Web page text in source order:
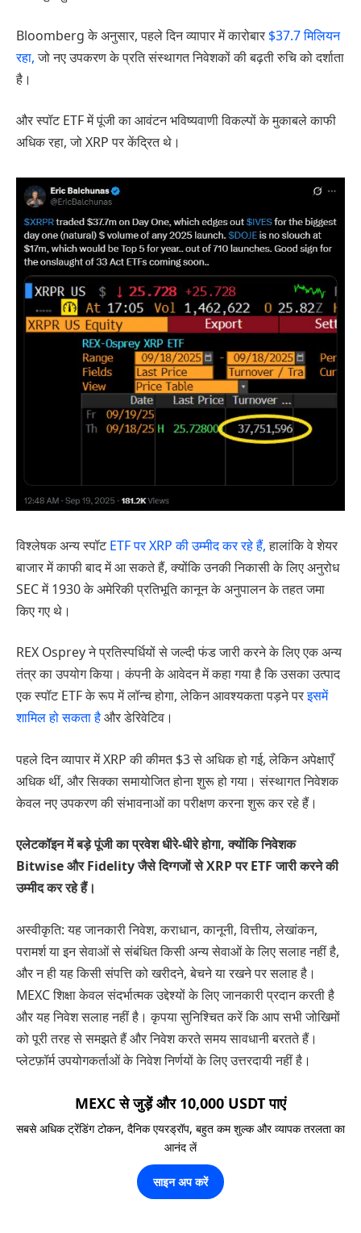
Bloomberg के अनुसार, पहले दिन व्यापार में कारोबार $37.7 मिलियन
रहा,जो नए उपकरण के प्रति संस्थागत निवेशकों की बढ़ती रुचि को दर्शाता
है।
और स्पॉट ETF में पूंजी का आवंटन भविष्यवाणी विकल्पों के मुकाबले काफी
अधिक रहा, जो XRP पर केंद्रित थे।
विश्लेषक अन्य स्पॉटETF पर XRP की उम्मीद कर रहे हैं,हालांकि वे शेयर
बाजार में काफी बाद में आ सकते हैं, क्योंकि उनकी निकासी के लिए अनुरोध
SEC में 1930 के अमेरिकी प्रतिभूति कानून के अनुपालन के तहत जमा
किए गए थे।
REX Osprey ने प्रतिस्पर्धियों से जल्दी फंड जारी करने के लिए एक अन्य
तंत्र का उपयोग किया। कंपनी के आवेदन में कहा गया है कि उसका उत्पाद
एक स्पॉट ETF के रूप में लॉन्च होगा, लेकिन आवश्यकता पड़ने परइसमें
शामिल हो सकता हैऔर डेरिवेटिव।
पहले दिन व्यापार में XRP की कीमत $3 से अधिक हो गई, लेकिन अपेक्षाएँ
अधिक थीं, और सिक्का समायोजित होना शुरू हो गया। संस्थागत निवेशक
केवल नए उपकरण की संभावनाओं का परीक्षण करना शुरू कर रहे हैं।
एलेटकॉइन में बड़े पूंजी का प्रवेश धीरे-धीरे होगा, क्योंकि निवेशक
Bitwise और Fidelity जैसे दिग्गजों से XRP पर ETF जारी करने की
उम्मीद कर रहे हैं।
अस्वीकृति: यह जानकारी निवेश, कराधान, कानूनी, वित्तीय, लेखांकन,
परामर्श या इन सेवाओं से संबंधित किसी अन्य सेवाओं के लिए सलाह नहीं है,
और न ही यह किसी संपत्ति को खरीदने, बेचने या रखने पर सलाह है।
MEXC शिक्षा केवल संदर्भात्मक उद्देश्यों के लिए जानकारी प्रदान करती है
और यह निवेश सलाह नहीं है। कृपया सुनिश्चित करें कि आप सभी जोखिमों
को पूरी तरह से समझते हैं और निवेश करते समय सावधानी बरतते हैं।
प्लेटफ़ॉर्म उपयोगकर्ताओं के निवेश निर्णयों के लिए उत्तरदायी नहीं है।
MEXC से जुड़ें और 10,000 USDT पाएं
सबसे अधिक ट्रेंडिंग टोकन, दैनिक एयरड्रॉप, बहुत कम शुल्क और व्यापक तरलता का
आनंद लें
साइन अप करें